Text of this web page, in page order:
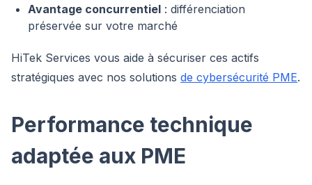
Avantage concurrentiel : différenciation
préservée sur votre marché
HiTek Services vous aide à sécuriser ces actifs
stratégiques avec nos solutions de cybersécurité PME.
Performance technique
adaptée aux PME